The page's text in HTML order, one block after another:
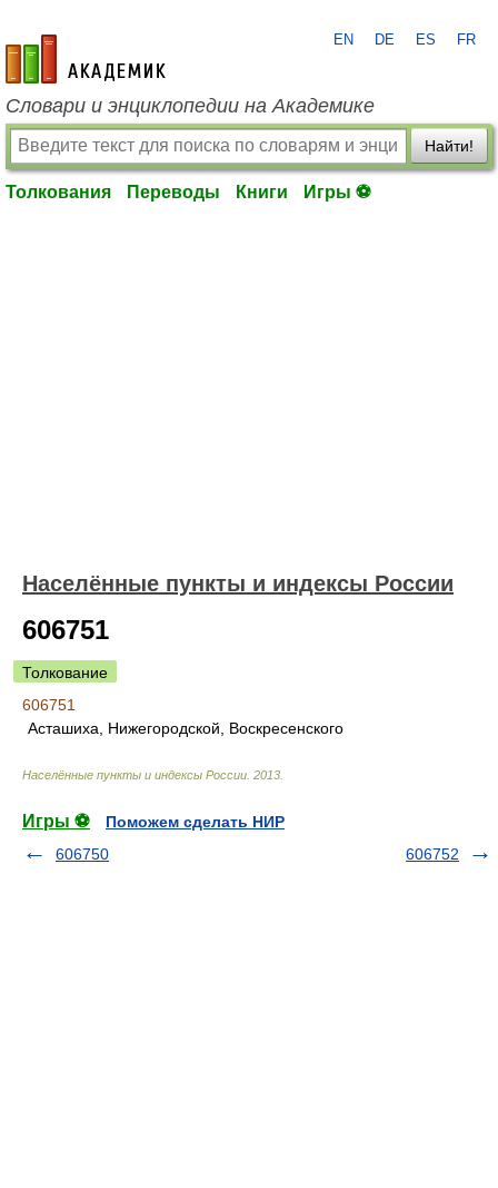
academic.ru
EN DE ES FR
Словари и энциклопедии на Академике
Найти!
Толкования Переводы Книги Игры ⚽
Населённые пункты и индексы России
606751
Толкование
606751
Асташиха, Нижегородской, Воскресенского
Населённые пункты и индексы России 2013
Игры ⚽
Поможем сделать НИР
606750
606752